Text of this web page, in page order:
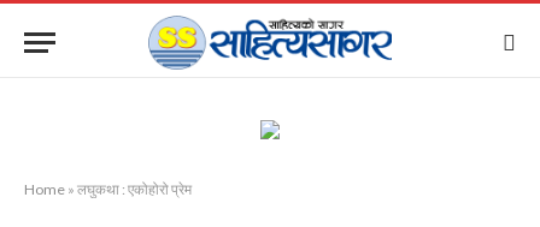
Home » लघुकथा : एकोहोरो प्रेम